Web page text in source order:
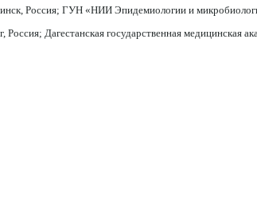
Россия; ГУН «НИИ Эпидемиологии и
Дагестанская государственная медицинская